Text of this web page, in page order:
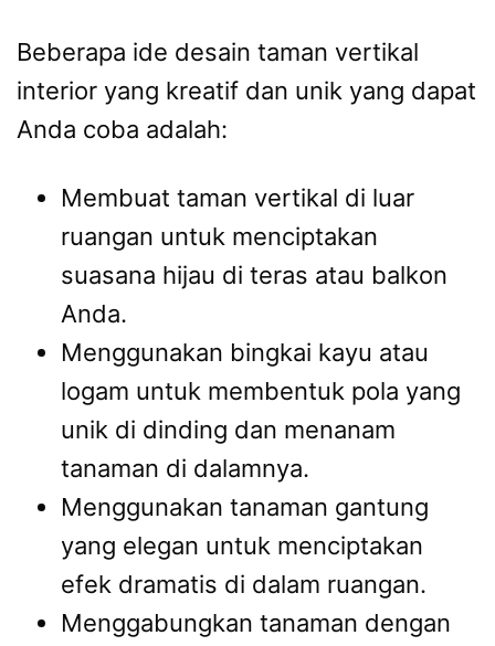
Beberapa ide desain taman vertikal
interior yang kreatif dan unik yang dapat
Anda coba adalah:
Membuat taman vertikal di luar
ruangan untuk menciptakan
suasana hijau di teras atau balkon
Anda.
Menggunakan bingkai kayu atau
logam untuk membentuk pola yang
unik di dinding dan menanam
tanaman di dalamnya.
Menggunakan tanaman gantung
yang elegan untuk menciptakan
efek dramatis di dalam ruangan.
Menggabungkan tanaman dengan